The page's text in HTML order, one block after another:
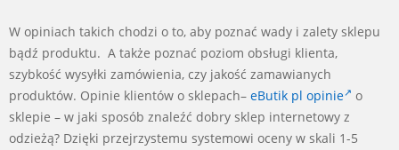
W opiniach takich chodzi o to, aby poznać wady i zalety sklepu
bądź produktu. A także poznać poziom obsługi klienta,
szybkość wysyłki zamówienia, czy jakość zamawianych
produktów. Opinie klientów o sklepach– eButik pl opinie
o
sklepie – w jaki sposób znaleźć dobry sklep internetowy z
odzieżą? Dzięki przejrzystemu systemowi oceny w skali 1-5